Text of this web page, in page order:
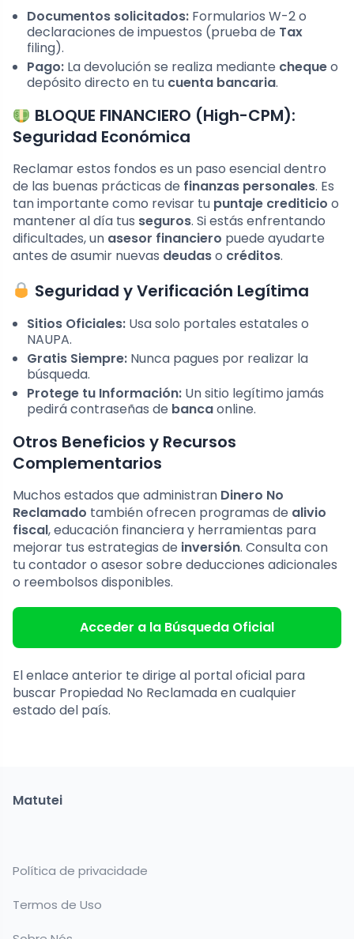
Documentos solicitados: Formularios W-2 o
declaraciones de impuestos (prueba de Tax
filing).
Pago: La devolución se realiza mediante chequeo
depósito directo en tu cuenta bancaria.
BLOQUE FINANCIERO (High-CPM):
Seguridad Económica
Reclamar estos fondos es un paso esencial dentro
de las buenas prácticas de finanzas personales. Es
tan importante como revisar tu puntaje crediticio o
mantener al día tus seguros. Si estás enfrentando
dificultades, un asesor financiero puede ayudarte
antes de asumir nuevas deudaso créditos.
Seguridad y Verificación Legítima
Sitios Oficiales: Usa solo portales estatales o
NAUPA.
Gratis Siempre: Nunca pagues por realizar la
búsqueda.
Protege tu Información: Un sitio legítimo jamás
pedirá contraseñas de bancaonline.
Otros Beneficios y Recursos
Complementarios
Muchos estados que administran Dinero No
Reclamado también ofrecen programas de alivio
fiscal, educación financiera y herramientas para
mejorar tus estrategias de inversión. Consulta con
tu contador o asesor sobre deducciones adicionales
o reembolsos disponibles.
Acceder a la Búsqueda Oficial
El enlace anterior te dirige al portal oficial para
buscar Propiedad No Reclamada en cualquier
estado del país.
Matutei
Política de privacidade
Termos de Uso